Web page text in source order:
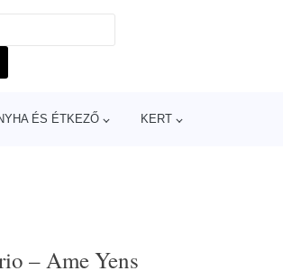
ÉS ÉTKEZŐ KERT
– Ame Yens